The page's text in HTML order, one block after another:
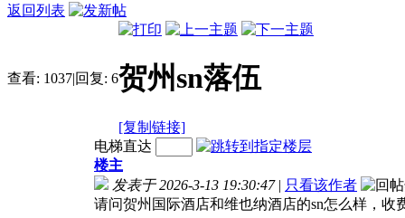
返回列表
查看: 1037|回复: 6贺州sn落伍
[复制链接]
电梯直达
楼主
发表于 2026-3-13 19:30:47 | 只看该作者
请问贺州国际酒店和维也纳酒店的sn怎么样，